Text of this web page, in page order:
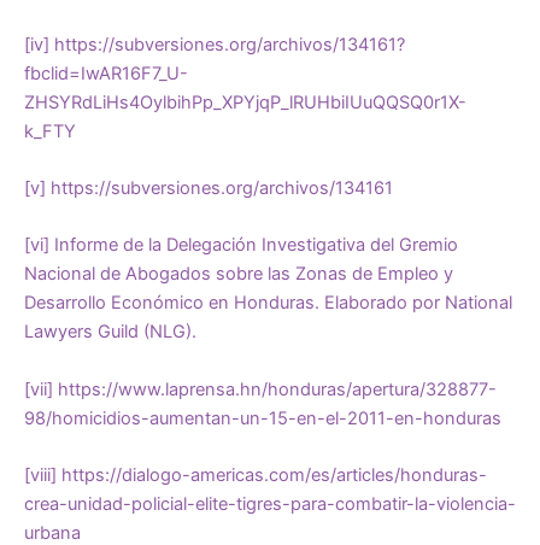
[iv] https://subversiones.org/archivos/134161?
fbclid=IwAR16F7_U-
ZHSYRdLiHs4OylbihPp_XPYjqP_lRUHbiIUuQQSQ0r1X-
k_FTY
[v] https://subversiones.org/archivos/134161
[vi] Informe de la Delegación Investigativa del Gremio
Nacional de Abogados sobre las Zonas de Empleo y
Desarrollo Económico en Honduras. Elaborado por National
Lawyers Guild (NLG).
[vii] https://www.laprensa.hn/honduras/apertura/328877-
98/homicidios-aumentan-un-15-en-el-2011-en-honduras
[viii] https://dialogo-americas.com/es/articles/honduras-
crea-unidad-policial-elite-tigres-para-combatir-la-violencia-
urbana